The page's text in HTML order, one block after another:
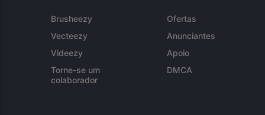
Brusheezy
Vecteezy
Videezy
Torne-se um
colaborador
Ofertas
Anunciantes
Apoio
DMCA